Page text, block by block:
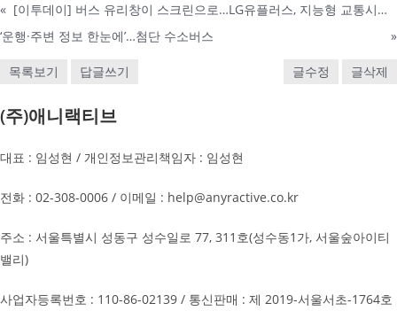
«
[이투데이] 버스 유리창이 스크린으로…LG유플러스, 지능형 교통시스템 시연
‘운행·주변 정보 한눈에’…첨단 수소버스
»
목록보기 답글쓰기 글수정 글삭제
(주)애니랙티브
대표 : 임성현 / 개인정보관리책임자 : 임성현
전화 : 02-308-0006 / 이메일 : help@anyractive.co.kr
주소 : 서울특별시 성동구 성수일로 77, 311호(성수동1가, 서울숲아이티
밸리)
사업자등록번호 : 110-86-02139 / 통신판매 : 제 2019-서울서초-1764호